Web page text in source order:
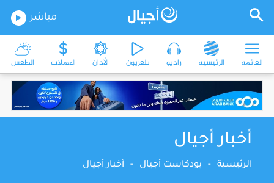
مباشر
القائمة الرئيسية راديو تلفزيون الأذان العملات الطقس
أخبار أجيال
الرئيسية - بودكاست أجيال - أخبار أجيال